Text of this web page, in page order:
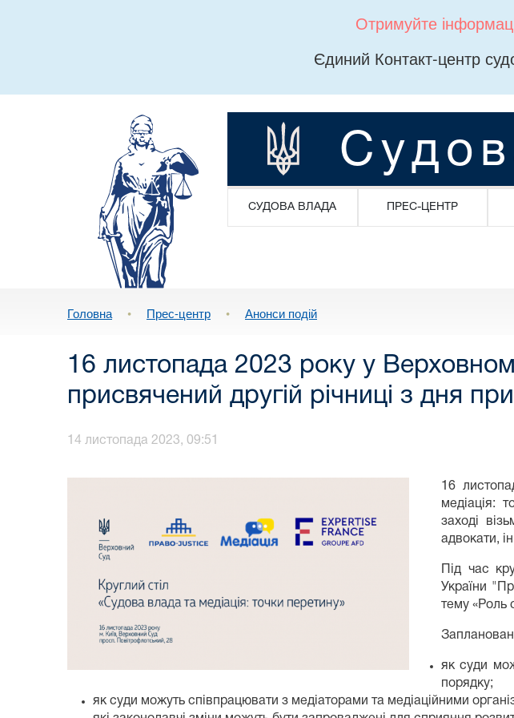
Отримуйте
Єдиний Контакт-центр
СУДОВА ВЛАДА ПРЕС-ЦЕНТР
Головна • Прес-центр • Анонси подій
16 листопада 2023 року у
присвячений другій річниці з дня
14 листопада 2023, 09:51
16
медіація:
заході
адвокати,
Під час
України
тему «Роль
як суди
порядку;
як суди можуть співпрацювати з медіаторами та медіаційними